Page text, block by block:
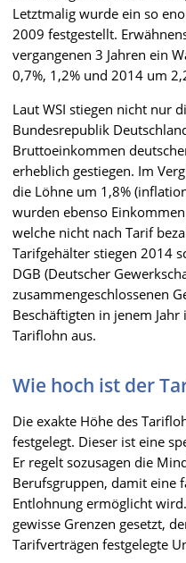
Letztmalig wurde ein so
2009 festgestellt.
vergangenen 3 Jahren ein
0,7%, 1,2% und 2014 um
Laut WSI stiegen nicht nur
Bundesrepublik
Bruttoeinkommen
erheblich gestiegen. Im
die Löhne um 1,8%
wurden ebenso
welche nicht nach Tarif
Tarifgehälter stiegen 2014
DGB (Deutscher
zusammengeschlossenen
Beschäftigten in jenem
Tariflohn aus.
Wie hoch ist der
Die exakte Höhe des
festgelegt. Dieser ist eine
Er regelt sozusagen die
Berufsgruppen, damit eine
Entlohnung ermöglicht
gewisse Grenzen gesetzt,
Tarifverträgen festgelegte